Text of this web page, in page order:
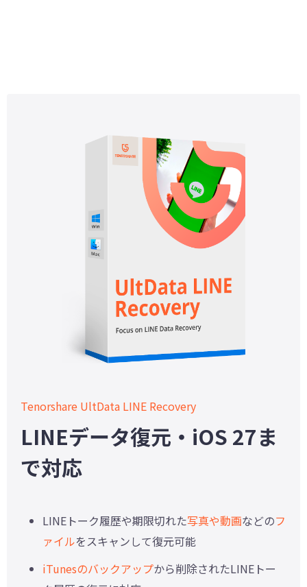
Tenorshare UltData LINE Recovery
LINEデータ復元・iOS 27ま
で対応
LINEトーク履歴や期限切れた写真や動画などのフ
ァイルをスキャンして復元可能
iTunesのバックアップから削除されたLINEトー